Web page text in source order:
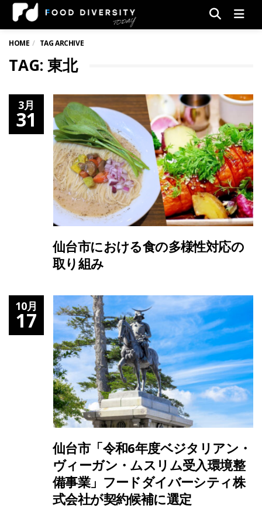
HOME TAG ARCHIVE
TAG: 東北
3月
31
仙台市における食の多様性対応の
取り組み
10月
17
仙台市「令和6年度ベジタリアン・
ヴィーガン・ムスリム受入環境整
備事業」フードダイバーシティ株
式会社が契約候補に選定